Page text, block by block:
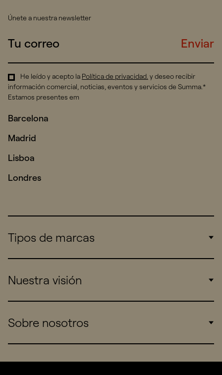
Únete a nuestra newsletter
Enviar
He leído y acepto la Política de privacidad. y deseo recibir
información comercial, noticias, eventos y servicios de Summa.*
Estamos presentes em
Barcelona
Madrid
Lisboa
Londres
Tipos de marcas
Consumers
Startups
Nuestra visión
Work
Sobre nosotros